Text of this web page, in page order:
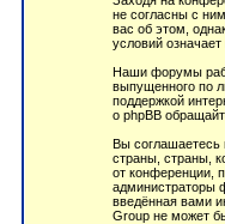
не согласны с
вас об этом,
условий
Наши форумы
выпущенного по
поддержкой
о phpBB
Вы соглашаетесь
страны, страны,
от конференции,
администраторы
введённая вами
Group не может